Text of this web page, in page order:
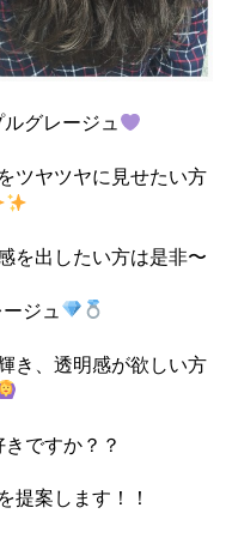
グレージュ
ツヤツヤに見せたい方
を出したい方は是非〜
ジュ
き、透明感が欲しい方
ですか？？
提案します！！